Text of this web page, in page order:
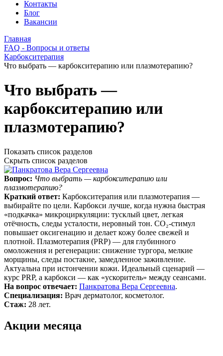
Контакты
Блог
Вакансии
Главная
FAQ - Вопросы и ответы
Карбокситерапия
Что выбрать — карбокситерапию или плазмотерапию?
Что выбрать —
карбокситерапию или
плазмотерапию?
Показать список разделов
Скрыть список разделов
Вопрос: Что выбрать — карбокситерапию или
плазмотерапию?
Краткий ответ: Карбокситерапия или плазмотерапия —
выбирайте по цели. Карбокси лучше, когда нужна быстрая
«подкачка» микроциркуляции: тусклый цвет, легкая
отёчность, следы усталости, неровный тон. CO₂-стимул
повышает оксигенацию и делает кожу более свежей и
плотной. Плазмотерапия (PRP) — для глубинного
омоложения и регенерации: снижение тургора, мелкие
морщины, следы постакне, замедленное заживление.
Актуальна при истончении кожи. Идеальный сценарий —
курс PRP, а карбокси — как «ускоритель» между сеансами.
На вопрос отвечает: Панкратова Вера Сергеевна.
Специализация: Врач дерматолог, косметолог.
Стаж: 28 лет.
Акции месяца